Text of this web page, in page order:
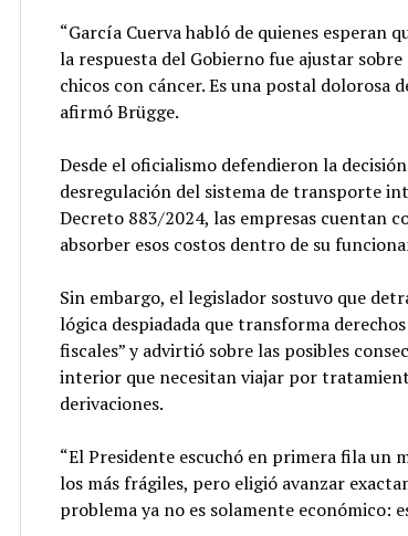
“García Cuerva habló de quienes esperan
la respuesta del Gobierno fue ajustar
chicos con cáncer. Es una postal dolorosa
afirmó Brügge.
Desde el oficialismo defendieron la
desregulación del sistema de transporte
Decreto 883/2024, las empresas cuentan
absorber esos costos dentro de su
Sin embargo, el legislador sostuvo que
lógica despiadada que transforma
fiscales” y advirtió sobre las posibles
interior que necesitan viajar por
derivaciones.
“El Presidente escuchó en primera fila un
los más frágiles, pero eligió avanzar
problema ya no es solamente económico: